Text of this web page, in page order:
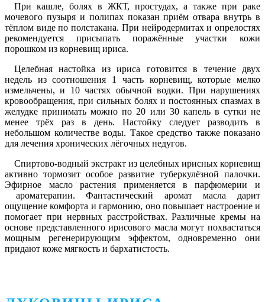
При кашле, болях в ЖКТ, простудах, а также при раке
мочевого пузыря и полипах показан приём отвара внутрь в
тёплом виде по полстакана. При нейродермитах и опрелостях
рекомендуется присыпать поражённые участки кожи
порошком из корневищ ириса.
Целебная настойка из ириса готовится в течение двух
недель из соотношения 1 часть корневищ, которые мелко
измельчены, и 10 частях обычной водки. При нарушениях
кровообращения, при сильных болях и постоянных спазмах в
желудке принимать можно по 20 или 30 капель в сутки не
менее трёх раз в день. Настойку следует разводить в
небольшом количестве воды. Такое средство также показано
для лечения хронических лёгочных недугов.
Спиртово-водный экстракт из целебных ирисных корневищ
активно тормозит особое развитие туберкулёзной палочки.
Эфирное масло растения применяется в парфюмерии и
ароматерапии. Фантастический аромат масла дарит
ощущение комфорта и гармонию, оно повышает настроение и
помогает при нервных расстройствах. Различные кремы на
основе представленного ирисового масла могут похвастаться
мощным регенерирующим эффектом, одновременно они
придают коже мягкость и бархатистость.